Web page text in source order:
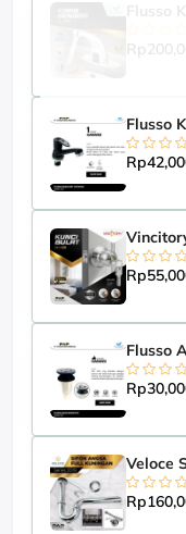
Flusso
Flusso
Veloce